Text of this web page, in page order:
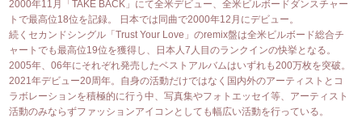
2000年11月「TAKE BACK」にて全米デビュー、全米ビルボードダンスチャー
トで最高位18位を記録。 日本では同曲で2000年12月にデビュー。
続くセカンドシングル「Trust Your Love」のremix盤は全米ビルボード総合チ
ャートでも最高位19位を獲得し、日本人7人目のランクインの快挙となる。
2005年、06年にそれぞれ発売したベストアルバムはいずれも200万枚を突破。
2021年デビュー20周年。自身の活動だけではなく国内外のアーティストとコ
ラボレーションを積極的に行う中、写真集やフォトエッセイ等、アーティスト
活動のみならずファッションアイコンとしても幅広い活動を行っている。